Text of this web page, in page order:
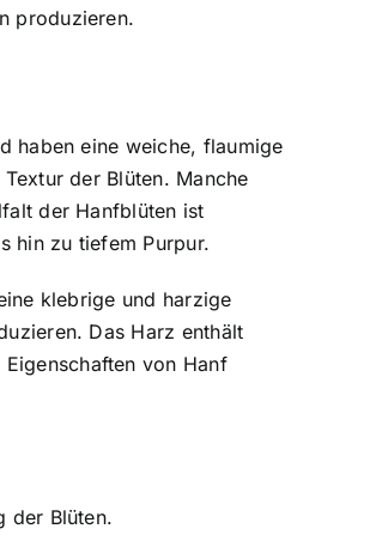
produzieren.
haben eine weiche, flaumige
der Blüten. Manche
der Hanfblüten ist
hin zu tiefem Purpur.
klebrige und harzige
Das Harz enthält
von Hanf
der Blüten.